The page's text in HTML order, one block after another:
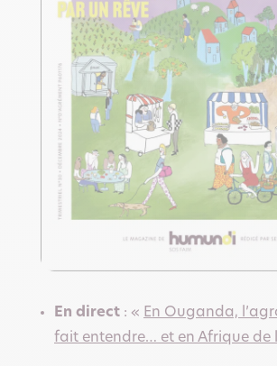
En direct : « En Ouganda,
fait entendre… et en Afrique de